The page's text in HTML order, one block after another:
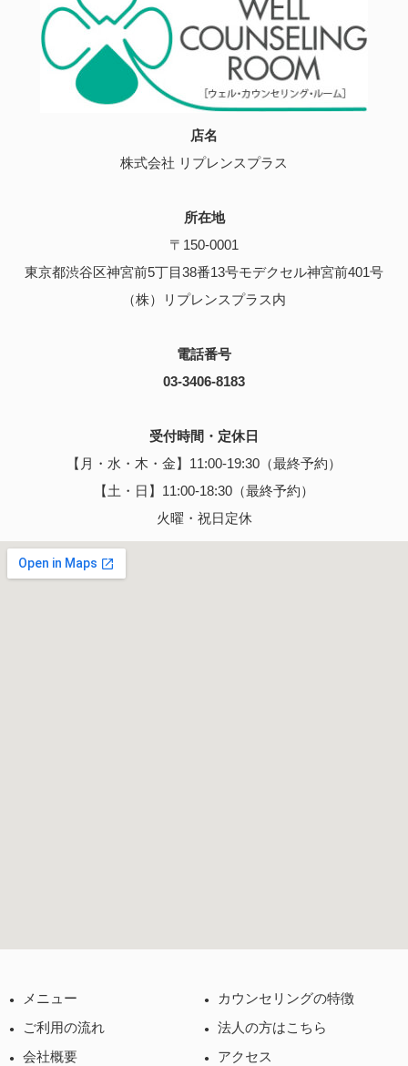
店名
株式会社 リプレンスプラス
所在地
〒150-0001
東京都渋谷区神宮前5丁目38番13号モデクセル神宮前401号
（株）リプレンスプラス内
電話番号
03-3406-8183
受付時間・定休日
【月・水・木・金】11:00-19:30（最終予約）
【土・日】11:00-18:30（最終予約）
火曜・祝日定休
メニュー
カウンセリングの特徴
ご利用の流れ
法人の方はこちら
会社概要
アクセス